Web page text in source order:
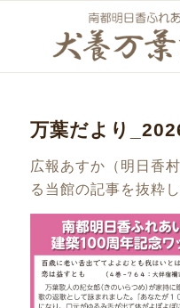
万葉だより
広報あすか（明日香
る当館の記事を抜粋